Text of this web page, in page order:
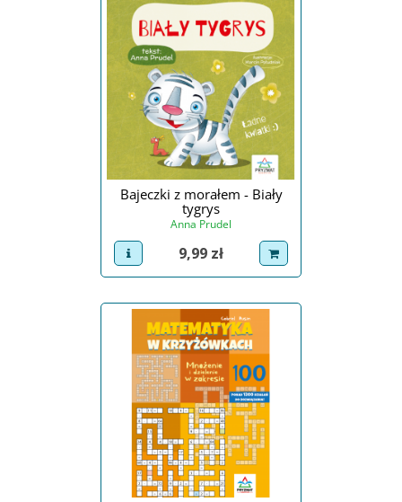
Bajeczki z morałem - Biały
tygrys
Anna Prudel
view product
Cena
9,99 zł dodaj do koszyka